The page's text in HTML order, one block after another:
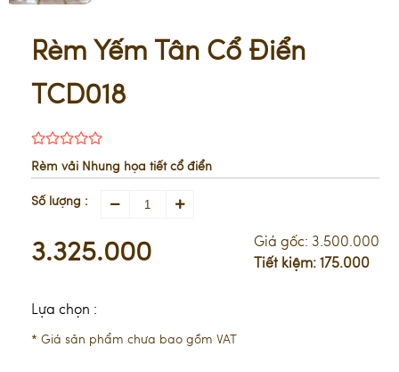
Rèm Yếm Tân Cổ Điển
TCD018
Rèm vải Nhung họa tiết cổ điển
Số lượng :
3.325.000 Giá gốc: 3.500.000
Tiết kiệm: 175.000
Lựa chọn :
* Giá sản phẩm chưa bao gồm VAT